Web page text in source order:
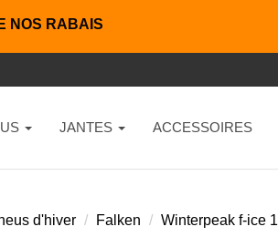
NOS RABAIS
JANTES ACCESSOIRES
d'hiver Falken Winterpeak f-ice 1